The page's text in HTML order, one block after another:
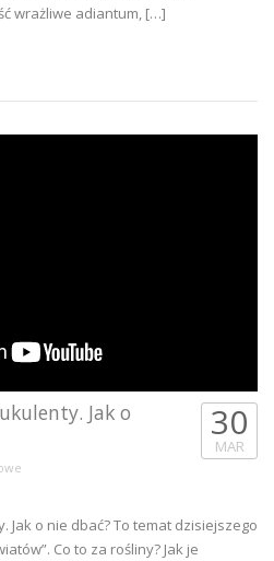
wrażliwe adiantum, […]
Jak o 30
MAR
Jak o nie dbać? To temat dzisiejszego
Co to za rośliny? Jak je